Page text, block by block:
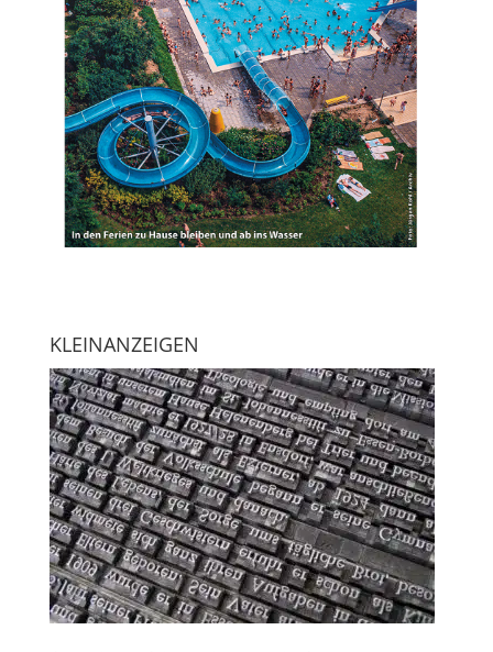
KLEINANZEIGEN